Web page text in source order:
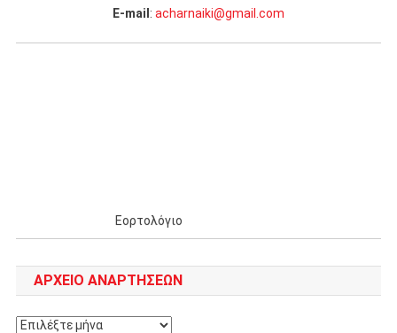
Ε-mail : acharnaiki@gmail.com
Εορτολόγιο
ΑΡΧΕΊΟ ΑΝΑΡΤΉΣΕΩΝ
Αρχείο